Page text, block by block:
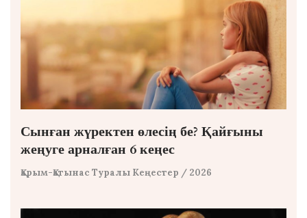
Сынған жүректен өлесің бе? Қайғыны
жеңуге арналған 6 кеңес
Қарым-Қатынас Туралы Кеңестер / 2026